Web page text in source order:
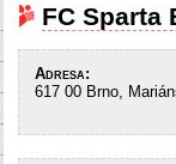
FC Sparta
Adresa:
617 00 Brno,